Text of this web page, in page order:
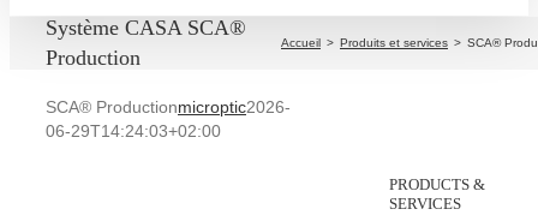
Système CASA SCA®
Production
Accueil Produits et services SCA®
SCA® Productionmicroptic2026-
06-29T14:24:03+02:00
PRODUCTS &
SERVICES